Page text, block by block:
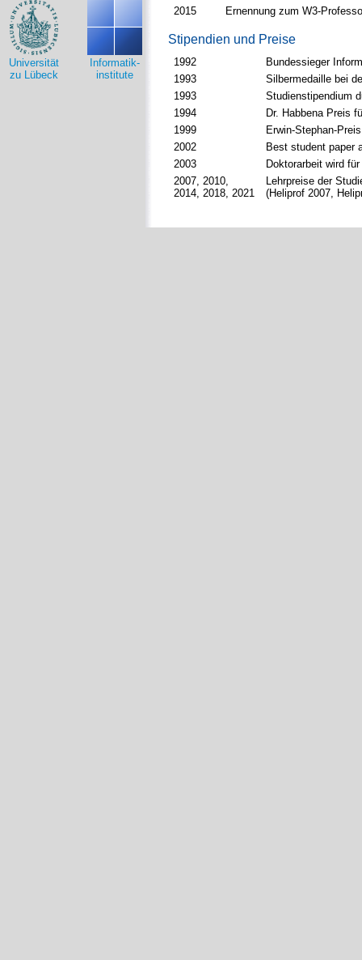
Universität
zu Lübeck
Informatik-
institute
2015
Ernennung zum W3-
Stipendien und Preise
1992
Bundessieger
1993
Silbermedaille bei
1993
Studienstipendium
1994
Dr. Habbena Preis
1999
Erwin-Stephan-
2002
Best student paper
2003
Doktorarbeit wird
2007, 2010,
2014, 2018, 2021
Lehrpreise der
(Heliprof 2007,